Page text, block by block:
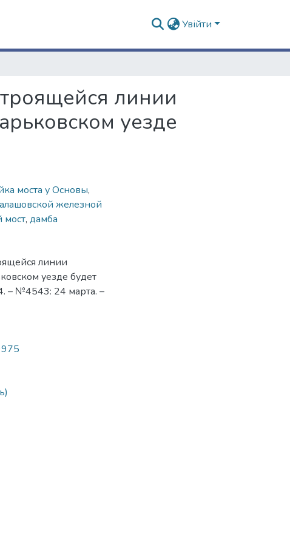
Увійти
линии
уезде
моста у Основы,
железной
, дамба
линии
уезде будет
– №4543: 24 марта. –